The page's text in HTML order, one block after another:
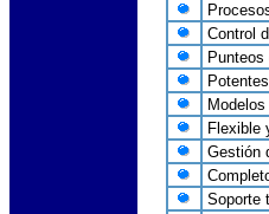
Control
Flexible
Gestión
Soporte